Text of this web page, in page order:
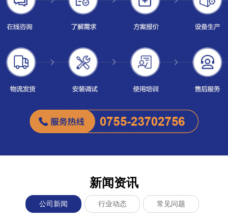
新闻资讯
公司新闻 行业动态 常见问题